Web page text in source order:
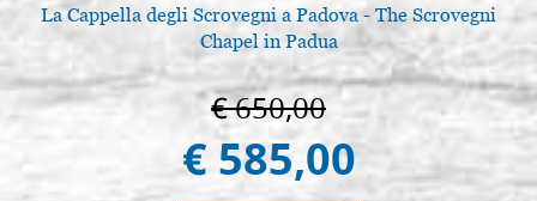
La Cappella degli Scrovegni a Padova - The Scrovegni
Chapel in Padua
€ 650,00
€ 585,00